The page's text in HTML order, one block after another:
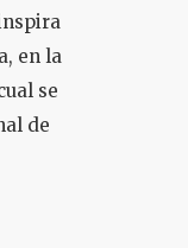
en la
se
de